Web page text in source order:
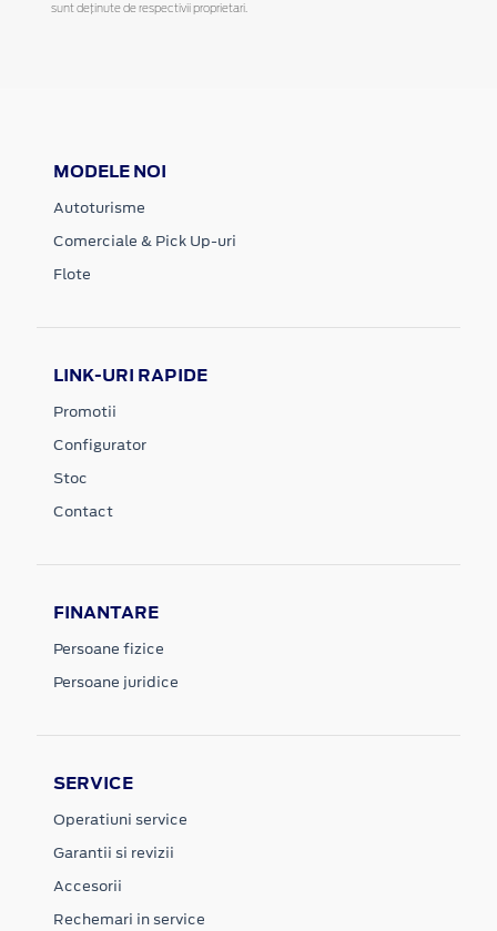
sunt deținute de respectivii proprietari.
MODELE NOI
Autoturisme
Comerciale & Pick Up-uri
Flote
LINK-URI RAPIDE
Promotii
Configurator
Stoc
Contact
FINANTARE
Persoane fizice
Persoane juridice
SERVICE
Operatiuni service
Garantii si revizii
Accesorii
Rechemari in service